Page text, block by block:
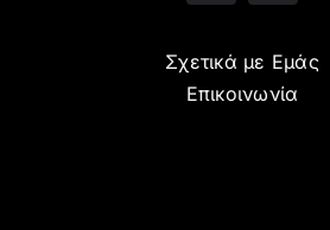
Σχετικά με Εμάς
Επικοινωνία